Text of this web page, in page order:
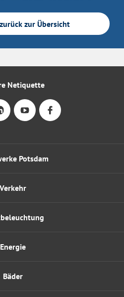
zur Übersicht
Potsdam
Energie
Verkehr
Bäder
Netiquette